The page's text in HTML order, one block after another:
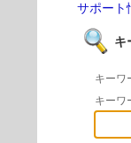
サポート
キ
キーワ
キーワ